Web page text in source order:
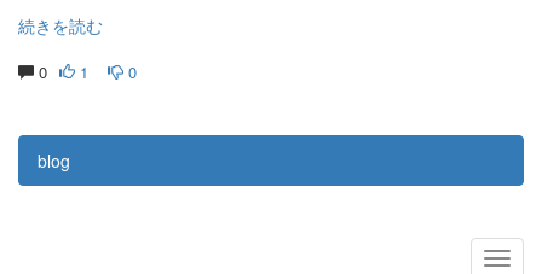
続きを読む
0 1 0
blog